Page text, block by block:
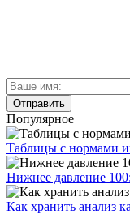
Популярное
Таблицы с нормами
Нижнее давление 100:
Как хранить анализ